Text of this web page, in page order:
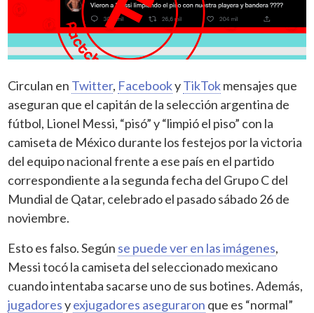
Circulan en Twitter, FacebookyTikTokmensajes que
aseguran que el capitán de la selección argentina de
fútbol, Lionel Messi, “pisó” y “limpió el piso” con la
camiseta de México durante los festejos por la victoria
del equipo nacional frente a ese país en el partido
correspondiente a la segunda fecha del Grupo C del
Mundial de Qatar, celebrado el pasado sábado 26 de
noviembre.
Esto es falso. Según se puede ver en las imágenes,
Messi tocó la camiseta del seleccionado mexicano
cuando intentaba sacarse uno de sus botines. Además,
jugadoresyexjugadores aseguraron que es “normal”